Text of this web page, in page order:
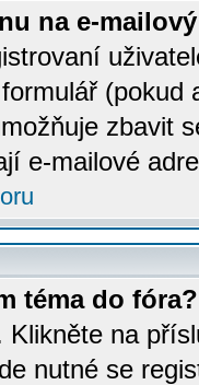
na e-
(pokud
zbavit
e-mailové
téma do fóra?
Klikněte na
nutné se